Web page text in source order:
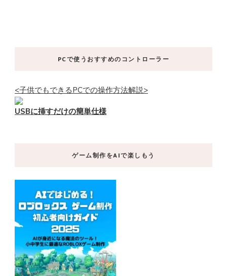
PCで使うおすすめのコントローラー
<子供でもできるPCでの操作方法解説>
USBに挿すだけの簡単仕様
ゲーム制作をAIで楽しもう